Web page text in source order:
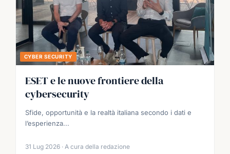
CYBER SECURITY
ESET e le nuove frontiere della
cybersecurity
Sfide, opportunità e la realtà italiana secondo i dati e
l’esperienza...
31 Lug 2026 · A cura della redazione